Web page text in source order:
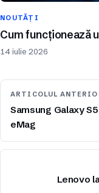
NOUTĂȚI
Cum funcționează
14 iulie 2026
ARTICOLUL
Samsung Galaxy
eMag
Lenovo